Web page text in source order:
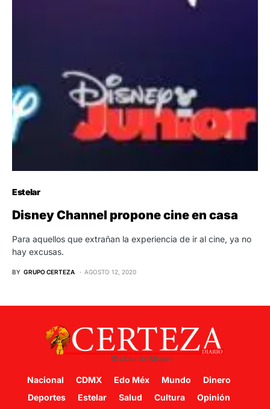
Estelar
Disney Channel propone cine en casa
Para aquellos que extrañan la experiencia de ir al cine, ya no
hay excusas.
BY GRUPO CERTEZA AGOSTO 12, 2020
Nacional CDMX Edo Méx Mundo
Dinero
Deportes
Estelar Salud Cultura Opinión